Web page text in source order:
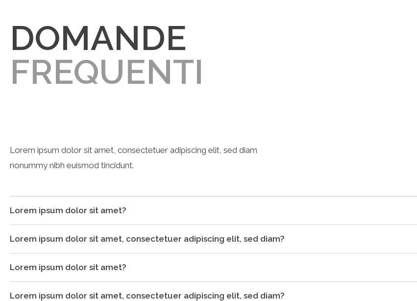
DOMANDE
FREQUENTI
Lorem ipsum dolor sit amet, consectetuer adipiscing elit, sed diam
nonummy nibh euismod tincidunt.
Lorem ipsum dolor sit amet?
Lorem ipsum dolor sit amet, consectetuer adipiscing elit, sed diam?
Lorem ipsum dolor sit amet?
Lorem ipsum dolor sit amet, consectetuer adipiscing elit, sed diam?